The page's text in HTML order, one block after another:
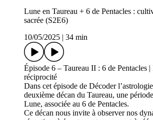
Lune en Taureau + 6 de Pentacles :
sacrée (S2E6)
10/05/2025
34 min
Épisode 6 – Taureau II : 6 de Pentacles |
réciprocité
Dans cet épisode de Décoder
deuxième décan du Taureau, une
Lune, associée au 6 de Pentacles.
Ce décan nous invite à observer nos